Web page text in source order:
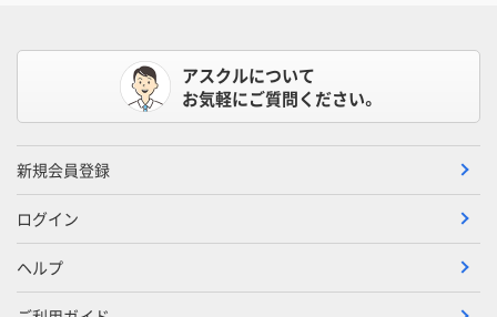
アスクルについて
お気軽にご質問ください。
新規会員登録
ログイン
ヘルプ